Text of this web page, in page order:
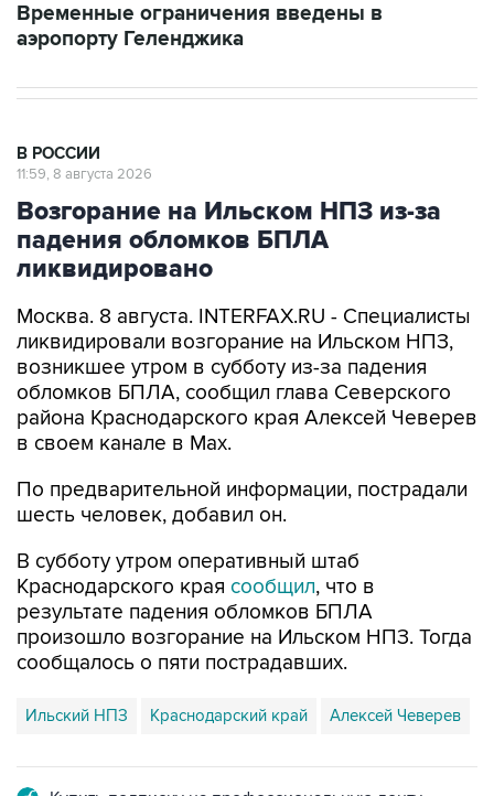
Временные ограничения введены в
аэропорту Геленджика
В РОССИИ
11:59, 8 августа 2026
Возгорание на Ильском НПЗ из-за
падения обломков БПЛА
ликвидировано
Москва. 8 августа. INTERFAX.RU - Специалисты
ликвидировали возгорание на Ильском НПЗ,
возникшее утром в субботу из-за падения
обломков БПЛА, сообщил глава Северского
района Краснодарского края Алексей Чеверев
в своем канале в Max.
По предварительной информации, пострадали
шесть человек, добавил он.
В субботу утром оперативный штаб
Краснодарского края сообщил, что в
результате падения обломков БПЛА
произошло возгорание на Ильском НПЗ. Тогда
сообщалось о пяти пострадавших.
Ильский НПЗ Краснодарский край Алексей Чеверев